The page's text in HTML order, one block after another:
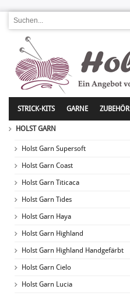
STRICK-KITS GARNE ZUBEHÖR
HOLST GARN
Holst Garn Supersoft
Holst Garn Coast
Holst Garn Titicaca
Holst Garn Tides
Holst Garn Haya
Holst Garn Highland
Holst Garn Highland Handgefärbt
Holst Garn Cielo
Holst Garn Lucia